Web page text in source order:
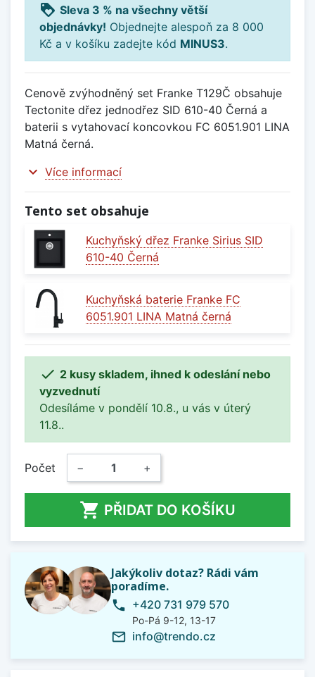
loyalty Sleva 3 % na všechny větší
objednávky! Objednejte alespoň za 8 000
Kč a v košíku zadejte kód MINUS3.
Cenově zvýhodněný set Franke T129Č obsahuje
Tectonite dřez jednodřez SID 610-40 Černá a
baterii s vytahovací koncovkou FC 6051.901 LINA
Matná černá.
expand_more Více informací
Tento set obsahuje
Kuchyňský dřez Franke Sirius SID
610-40 Černá
Kuchyňská baterie Franke FC
6051.901 LINA Matná černá
 2 kusy skladem, ihned k odeslání nebo
vyzvednutí
Odesíláme v pondělí 10.8., u vás v úterý
11.8..
Počet − +
 PŘIDAT DO KOŠÍKU
Jakýkoliv dotaz? Rádi vám
poradíme.
phone +420 731 979 570
Po-Pá 9-12, 13-17
mail_outline info@trendo.cz